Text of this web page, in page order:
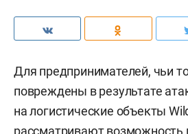
Для предпринимателей, чьи
повреждены в результате
на логистические объекты
рассматривают возможность